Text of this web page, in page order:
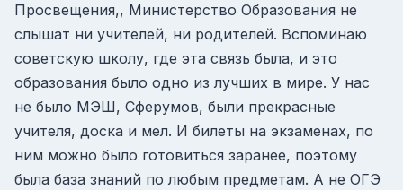
Просвещения,, Министерство Образования не
слышат ни учителей, ни родителей. Вспоминаю
советскую школу, где эта связь была, и это
образования было одно из лучших в мире. У нас
не было МЭШ, Сферумов, были прекрасные
учителя, доска и мел. И билеты на экзаменах, по
ним можно было готовиться заранее, поэтому
была база знаний по любым предметам. А не ОГЭ